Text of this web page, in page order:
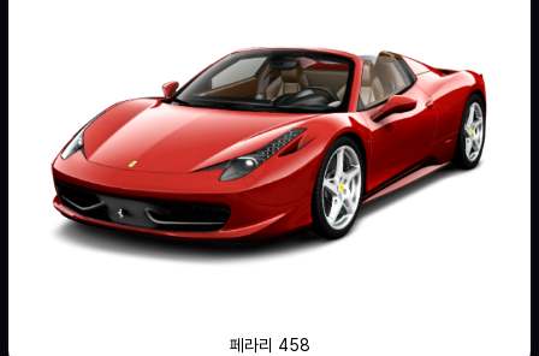
페라리 458